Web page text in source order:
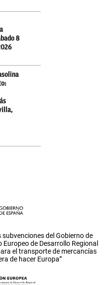
8
del Gobierno de
de Desarrollo Regional
el transporte de mercancías
de hacer Europa”